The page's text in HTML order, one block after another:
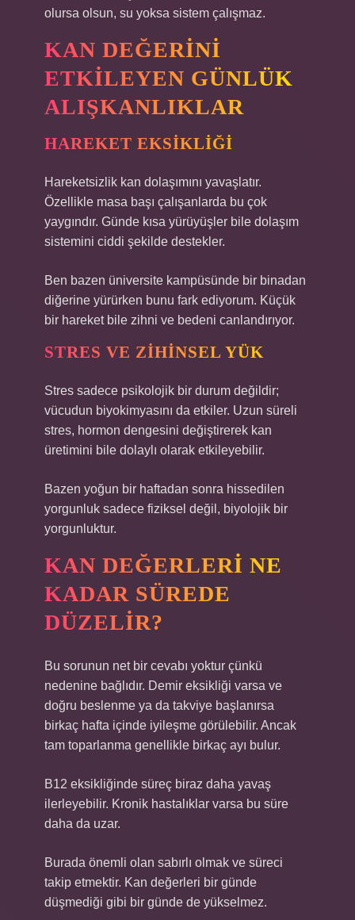
olursa olsun, su yoksa sistem çalışmaz.
KAN DEĞERINI
ETKILEYEN GÜNLÜK
ALIŞKANLIKLAR
HAREKET EKSIKLIĞI
Hareketsizlik kan dolaşımını yavaşlatır.
Özellikle masa başı çalışanlarda bu çok
yaygındır. Günde kısa yürüyüşler bile dolaşım
sistemini ciddi şekilde destekler.
Ben bazen üniversite kampüsünde bir binadan
diğerine yürürken bunu fark ediyorum. Küçük
bir hareket bile zihni ve bedeni canlandırıyor.
STRES VE ZIHINSEL YÜK
Stres sadece psikolojik bir durum değildir;
vücudun biyokimyasını da etkiler. Uzun süreli
stres, hormon dengesini değiştirerek kan
üretimini bile dolaylı olarak etkileyebilir.
Bazen yoğun bir haftadan sonra hissedilen
yorgunluk sadece fiziksel değil, biyolojik bir
yorgunluktur.
KAN DEĞERLERI NE
KADAR SÜREDE
DÜZELIR?
Bu sorunun net bir cevabı yoktur çünkü
nedenine bağlıdır. Demir eksikliği varsa ve
doğru beslenme ya da takviye başlanırsa
birkaç hafta içinde iyileşme görülebilir. Ancak
tam toparlanma genellikle birkaç ayı bulur.
B12 eksikliğinde süreç biraz daha yavaş
ilerleyebilir. Kronik hastalıklar varsa bu süre
daha da uzar.
Burada önemli olan sabırlı olmak ve süreci
takip etmektir. Kan değerleri bir günde
düşmediği gibi bir günde de yükselmez.